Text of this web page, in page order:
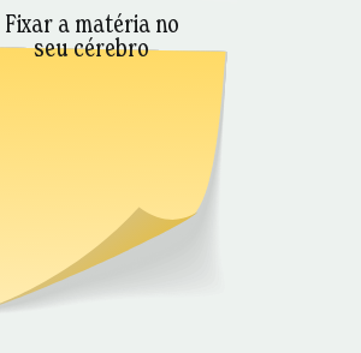
Fixar a matéria no
seu cérebro